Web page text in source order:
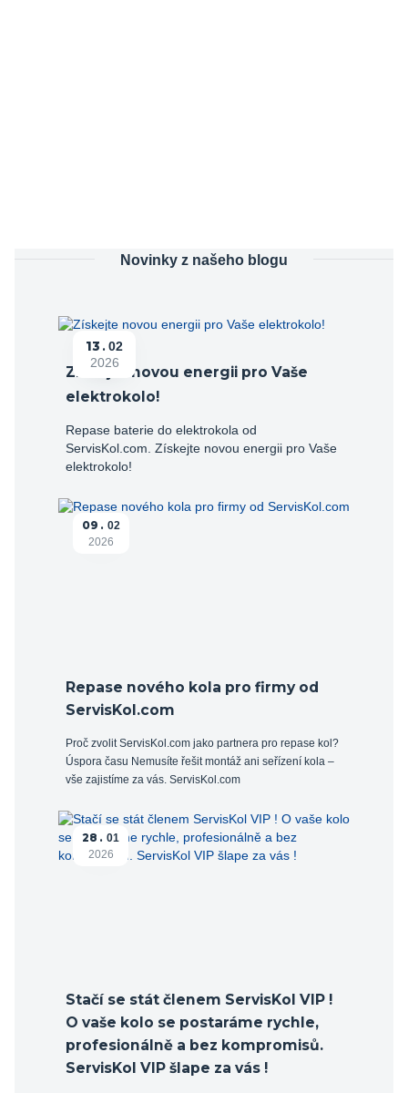
Novinky z našeho blogu
13
02
2026
Získejte novou energii pro Vaše
elektrokolo!
Repase baterie do elektrokola od
ServisKol.com. Získejte novou energii pro Vaše
elektrokolo!
09
02
2026
Repase nového kola pro firmy od
ServisKol.com
Proč zvolit ServisKol.com jako partnera pro repase kol?
Úspora času Nemusíte řešit montáž ani seřízení kola –
vše zajistíme za vás. ServisKol.com
28
01
2026
Stačí se stát členem ServisKol VIP !
O vaše kolo se postaráme rychle,
profesionálně a bez kompromisů.
ServisKol VIP šlape za vás !